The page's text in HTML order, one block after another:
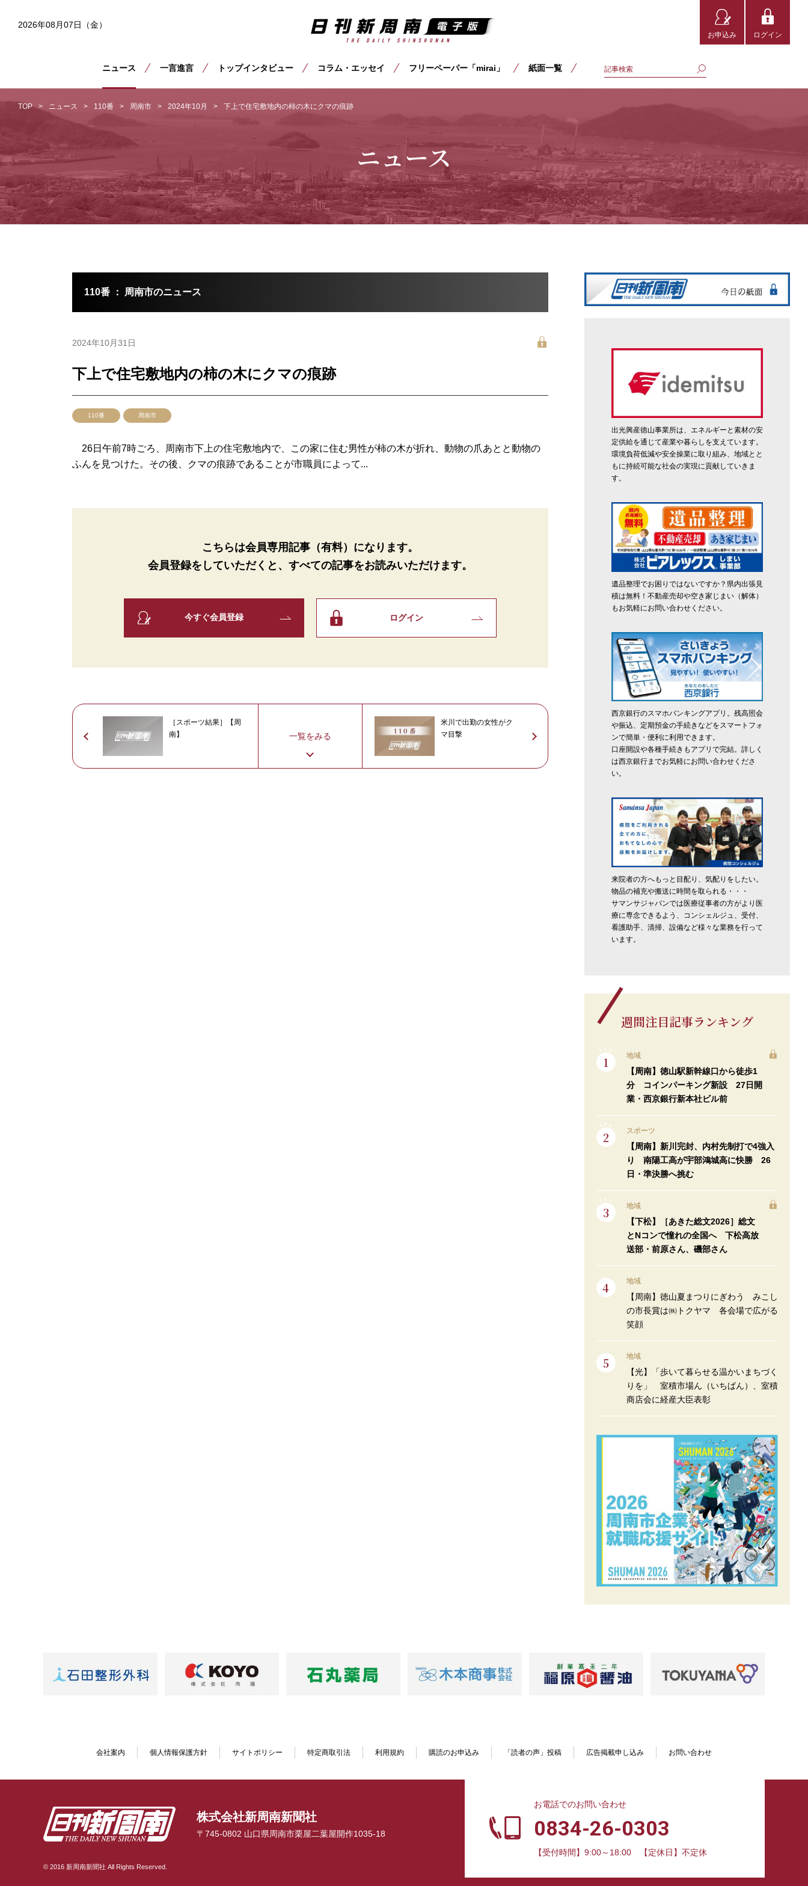
2026年08月07日（金）
お申込み ログイン
ニュース 一言進言 トップインタビュー コラム・エッセイ フリーペーパー「mirai」 紙面一覧
TOP ニュース 110番 周南市 2024年10月 下上で住宅敷地内の柿の木にクマの痕跡
ニュース
110番 ： 周南市のニュース
2024年10月31日
下上で住宅敷地内の柿の木にクマの痕跡
110番 周南市
26日午前7時ごろ、周南市下上の住宅敷地内で、この家に住む男性が柿の木が折れ、動物の爪あとと動物の
ふんを見つけた。その後、クマの痕跡であることが市職員によって...
こちらは会員専用記事（有料）になります。
会員登録をしていただくと、 すべての記事をお読みいただけます。
今すぐ会員登録 ログイン
［スポーツ結果］【周
南】
一覧をみる
米川で出勤の女性がク
マ目撃
出光興産徳山事業所は、エネルギーと素材の安
定供給を通じて産業や暮らしを支えています。
環境負荷低減や安全操業に取り組み、地域とと
もに持続可能な社会の実現に貢献していきま
す。
遺品整理でお困りではないですか？県内出張見
積は無料！不動産売却や空き家じまい（解体）
もお気軽にお問い合わせください。
西京銀行のスマホバンキングアプリ。残高照会
や振込、定期預金の手続きなどをスマートフォ
ンで簡単・便利に利用できます。
口座開設や各種手続きもアプリで完結。詳しく
は西京銀行までお気軽にお問い合わせくださ
い。
来院者の方へもっと目配り、気配りをしたい。
物品の補充や搬送に時間を取られる・・・
サマンサジャパンでは医療従事者の方がより医
療に専念できるよう、コンシェルジュ、受付、
看護助手、清掃、設備など様々な業務を行って
います。
週間注目記事ランキング
地域
【周南】徳山駅新幹線口から徒歩1
分 コインパーキング新設 27日開
業・西京銀行新本社ビル前
スポーツ
【周南】新川完封、内村先制打で4強入
り 南陽工高が宇部鴻城高に快勝 26
日・準決勝へ挑む
地域
【下松】［あきた総文2026］総文
とNコンで憧れの全国へ 下松高放
送部・前原さん、磯部さん
地域
【周南】徳山夏まつりにぎわう みこし
の市長賞は㈱トクヤマ 各会場で広がる
笑顔
地域
【光】「歩いて暮らせる温かいまちづく
りを」 室積市場ん（いちばん）、室積
商店会に経産大臣表彰
会社案内 個人情報保護方針 サイトポリシー 特定商取引法 利用規約 購読のお申込み 「読者の声」投稿 広告掲載申し込み お問い合わせ
お電話でのお問い合わせ
0834-26-0303
【受付時間】9:00～18:00 【定休日】不定休
株式会社新周南新聞社
〒745-0802 山口県周南市栗屋二葉屋開作1035-18
© 2016 新周南新聞社 All Rights Reserved.